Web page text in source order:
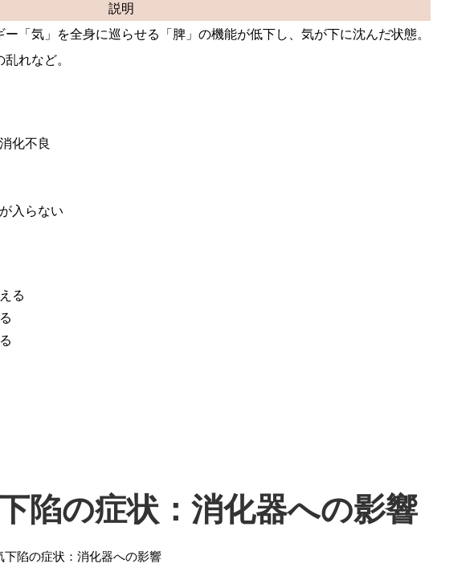
説明
「気」を全身に巡らせる「脾」の機能が低下し、気が下に沈んだ状態。
れなど。
化不良
入らない
る
陷の症状：消化器への影響